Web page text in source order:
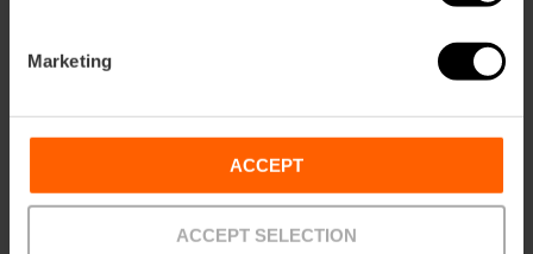
Marketing
ACCEPT
ACCEPT SELECTION
Eintrittskarten für das Oceanogràfic und
4.7
10% Rabatt VLC Tourist Card